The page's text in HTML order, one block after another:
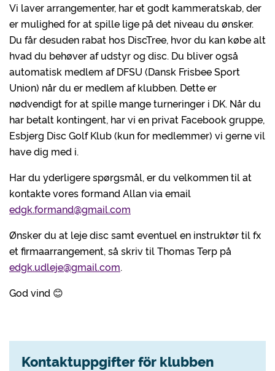
Vi laver arrangementer, har et godt kammeratskab, der
er mulighed for at spille lige på det niveau du ønsker.
Du får desuden rabat hos DiscTree, hvor du kan købe alt
hvad du behøver af udstyr og disc. Du bliver også
automatisk medlem af DFSU (Dansk Frisbee Sport
Union) når du er medlem af klubben. Dette er
nødvendigt for at spille mange turneringer i DK. Når du
har betalt kontingent, har vi en privat Facebook gruppe,
Esbjerg Disc Golf Klub (kun for medlemmer) vi gerne vil
have dig med i.
Har du yderligere spørgsmål, er du velkommen til at
kontakte vores formand Allan via email
edgk.formand@gmail.com
Ønsker du at leje disc samt eventuel en instruktør til fx
et firmaarrangement, så skriv til Thomas Terp på
edgk.udleje@gmail.com.
God vind 😊
Kontaktuppgifter för klubben